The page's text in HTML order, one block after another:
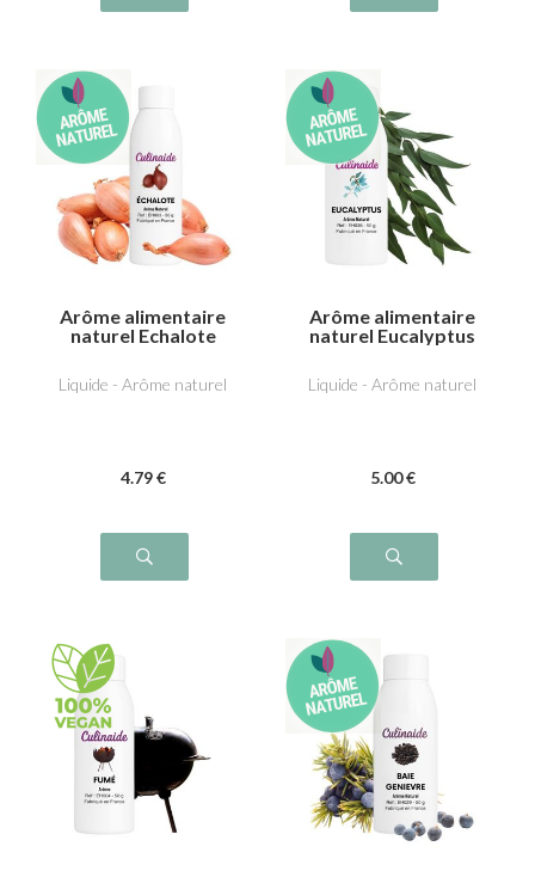
Arôme alimentaire
naturel Echalote
Liquide - Arôme naturel
4.79 €
Arôme alimentaire
naturel Eucalyptus
Liquide - Arôme naturel
5.00 €